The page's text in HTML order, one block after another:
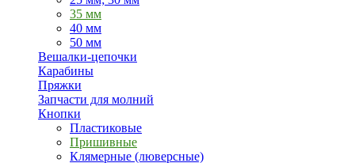
35 мм
40 мм
50 мм
Вешалки-цепочки
Карабины
Пряжки
Запчасти для молний
Кнопки
Пластиковые
Пришивные
Клямерные (люверсные)